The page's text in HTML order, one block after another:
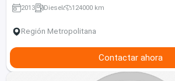
2013 Diesel 124000 km
Región Metropolitana
Contactar ahora